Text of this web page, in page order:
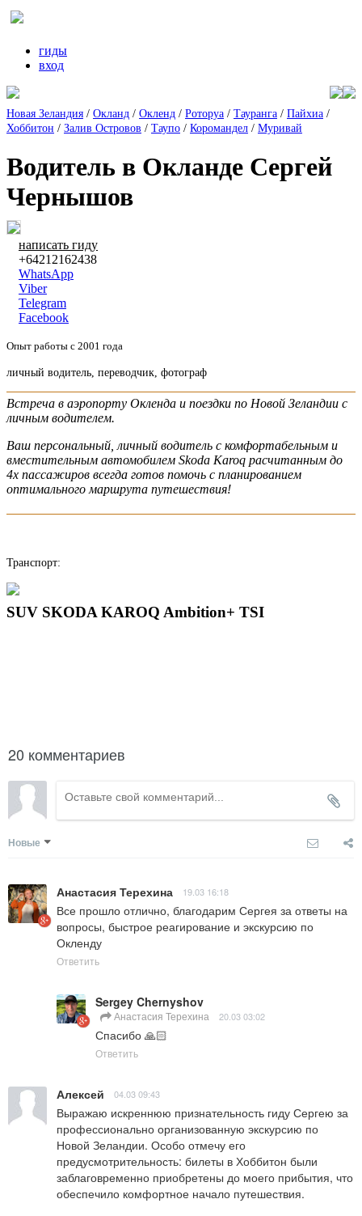
гиды
вход
Новая Зеландия / Окланд / Окленд / Роторуа / Тауранга / Пайхиа /
Хоббитон / Залив Островов / Таупо / Коромандел / Муривай
Водитель в Окланде Сергей
Чернышов
написать гиду
+64212162438
WhatsApp
Viber
Telegram
Facebook
Опыт работы с 2001 года
личный водитель, переводчик, фотограф
Встреча в аэропорту Окленда и поездки по Новой Зеландии с
личным водителем.
Ваш персональный, личный водитель с комфортабельным и
вместительным автомобилем Skoda Karoq расчитанным до
4х пассажиров всегда готов помочь с планированием
оптимального маршрута путешествия!
Транспорт:
SUV SKODA KAROQ Ambition+ TSI
20 комментариев
Новые
Анастасия Терехина 19.03 16:18
Все прошло отлично, благодарим Сергея за ответы на
вопросы, быстрое реагирование и экскурсию по
Окленду
Ответить
Sergey Chernyshov
Анастасия Терехина 20.03 03:02
Спасибо 🙏🏻
Ответить
Алексей 04.03 09:43
Выражаю искреннюю признательность гиду Сергею за
профессионально организованную экскурсию по
Новой Зеландии. Особо отмечу его
предусмотрительность: билеты в Хоббитон были
заблаговременно приобретены до моего прибытия, что
обеспечило комфортное начало путешествия.